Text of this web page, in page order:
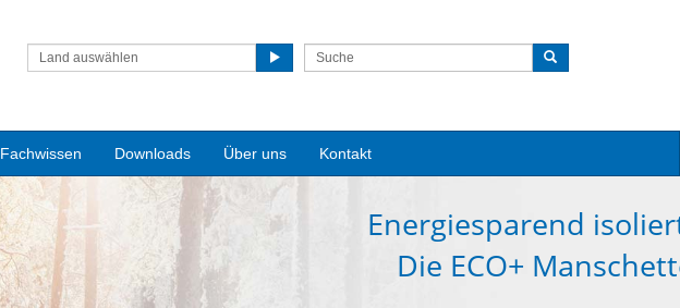
Land auswählen
Fachwissen Downloads Über uns Kontakt
Energiesparend
Die ECO+